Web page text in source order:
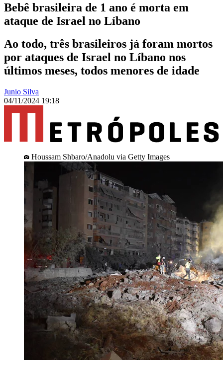
Bebê brasileira de 1 ano é morta em
ataque de Israel no Líbano
Ao todo, três brasileiros já foram mortos
por ataques de Israel no Líbano nos
últimos meses, todos menores de idade
Junio Silva
04/11/2024 19:18
Houssam Shbaro/Anadolu via Getty Images